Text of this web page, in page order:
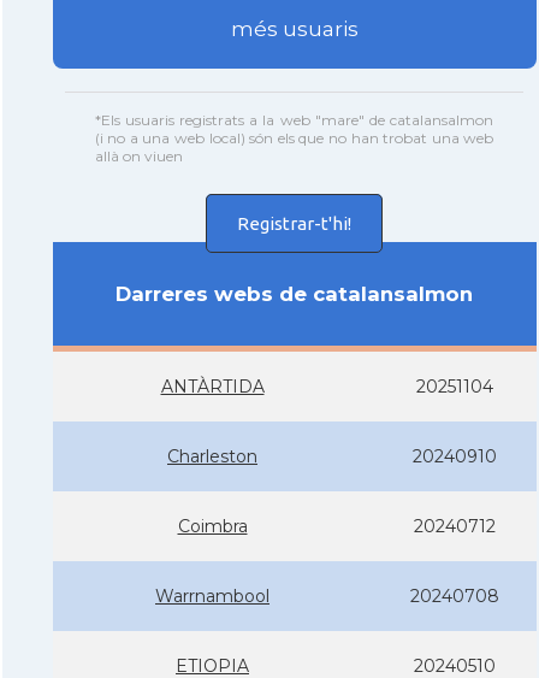
més usuaris
*Els usuaris registrats a la web "mare" de catalansalmon
(i no a una web local) són els que no han trobat una web
allà on viuen
Registrar-t'hi!
Darreres webs de catalansalmon
ANTÀRTIDA 20251104
Charleston 20240910
Coimbra 20240712
Warrnambool 20240708
ETIOPIA 20240510